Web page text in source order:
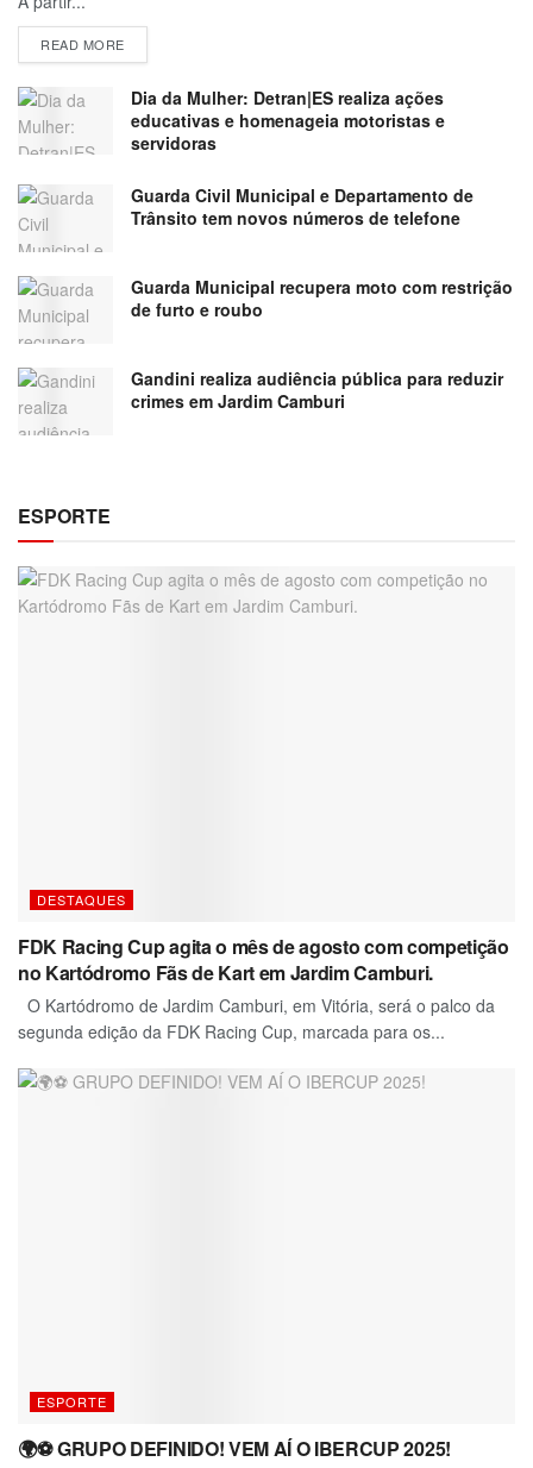
READ MORE
Dia da Mulher: Detran|ES realiza ações
educativas e homenageia motoristas e
servidoras
Guarda Civil Municipal e Departamento de
Trânsito tem novos números de telefone
Guarda Municipal recupera moto com restrição
de furto e roubo
Gandini realiza audiência pública para reduzir
crimes em Jardim Camburi
ESPORTE
DESTAQUES
FDK Racing Cup agita o mês de agosto com competição
no Kartódromo Fãs de Kart em Jardim Camburi.
O Kartódromo de Jardim Camburi, em Vitória, será o palco da
segunda edição da FDK Racing Cup, marcada para os...
ESPORTE
🌍⚽ GRUPO DEFINIDO! VEM AÍ O IBERCUP 2025!